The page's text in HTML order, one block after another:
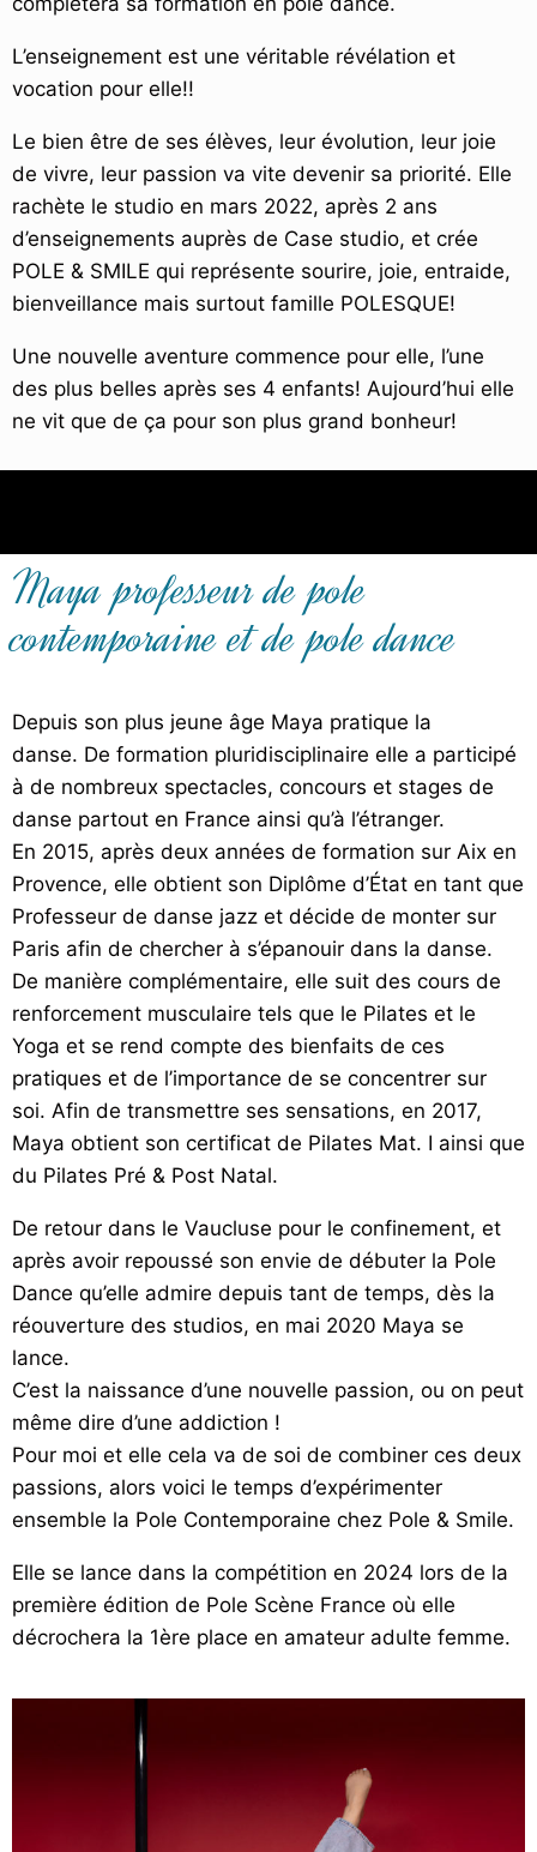
L’enseignement est une véritable révélation et
vocation pour elle!!
Le bien être de ses élèves, leur évolution, leur joie
de vivre, leur passion va vite devenir sa priorité. Elle
rachète le studio en mars 2022, après 2 ans
d’enseignements auprès de Case studio, et crée
POLE & SMILE qui représente sourire, joie, entraide,
bienveillance mais surtout famille POLESQUE!
Une nouvelle aventure commence pour elle, l’une
des plus belles après ses 4 enfants! Aujourd’hui elle
ne vit que de ça pour son plus grand bonheur!
Maya professeur de pole
contemporaine et de pole dance
Depuis son plus jeune âge Maya pratique la
danse. De formation pluridisciplinaire elle a participé
à de nombreux spectacles, concours et stages de
danse partout en France ainsi qu’à l’étranger.
En 2015, après deux années de formation sur Aix en
Provence, elle obtient son Diplôme d’État en tant que
Professeur de danse jazz et décide de monter sur
Paris afin de chercher à s’épanouir dans la danse.
De manière complémentaire, elle suit des cours de
renforcement musculaire tels que le Pilates et le
Yoga et se rend compte des bienfaits de ces
pratiques et de l’importance de se concentrer sur
soi. Afin de transmettre ses sensations, en 2017,
Maya obtient son certificat de Pilates Mat. I ainsi que
du Pilates Pré & Post Natal.
De retour dans le Vaucluse pour le confinement, et
après avoir repoussé son envie de débuter la Pole
Dance qu’elle admire depuis tant de temps, dès la
réouverture des studios, en mai 2020 Maya se
lance.
C’est la naissance d’une nouvelle passion, ou on peut
même dire d’une addiction !
Pour moi et elle cela va de soi de combiner ces deux
passions, alors voici le temps d’expérimenter
ensemble la Pole Contemporaine chez Pole & Smile.
Elle se lance dans la compétition en 2024 lors de la
première édition de Pole Scène France où elle
décrochera la 1ère place en amateur adulte femme.